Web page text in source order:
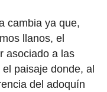
cambia ya que,
llanos, el
asociado a las
paisaje donde, al
del adoquín